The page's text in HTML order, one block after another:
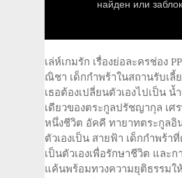
เล่ห์เกมรัก เรื่องย่อละครช่อง
ณิชา เด็กกำพร้าในสถานรับเลี้
เธอต้องเปลี่ยนตัวเองไปเป็น
เดียวของตระกูลปรัชญากุล เศ
หนึ่งชีวิต อัคคี ทายาทตระกูลอิ
ตัวเองเป็น สายฟ้า เด็กกำพร้า
เป็นตัวเองเพื่อรักษาชีวิต และ
แค้นพร้อมทวงความยุติธรรมใ